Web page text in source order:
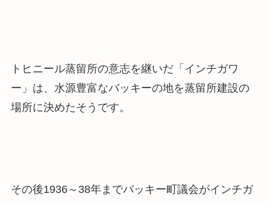
トヒニール蒸留所の意志を継いだ「インチガワ
ー」は、 水源豊富なバッキーの地を蒸留所建設の
場所に決めたそうです。
その後1936～38年までバッキー町議会がインチガ